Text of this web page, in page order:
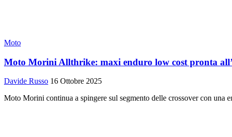
Moto
Moto Morini Allthrike: maxi enduro low cost pronta
Davide Russo 16 Ottobre 2025
Moto Morini continua a spingere sul segmento delle crossover con una